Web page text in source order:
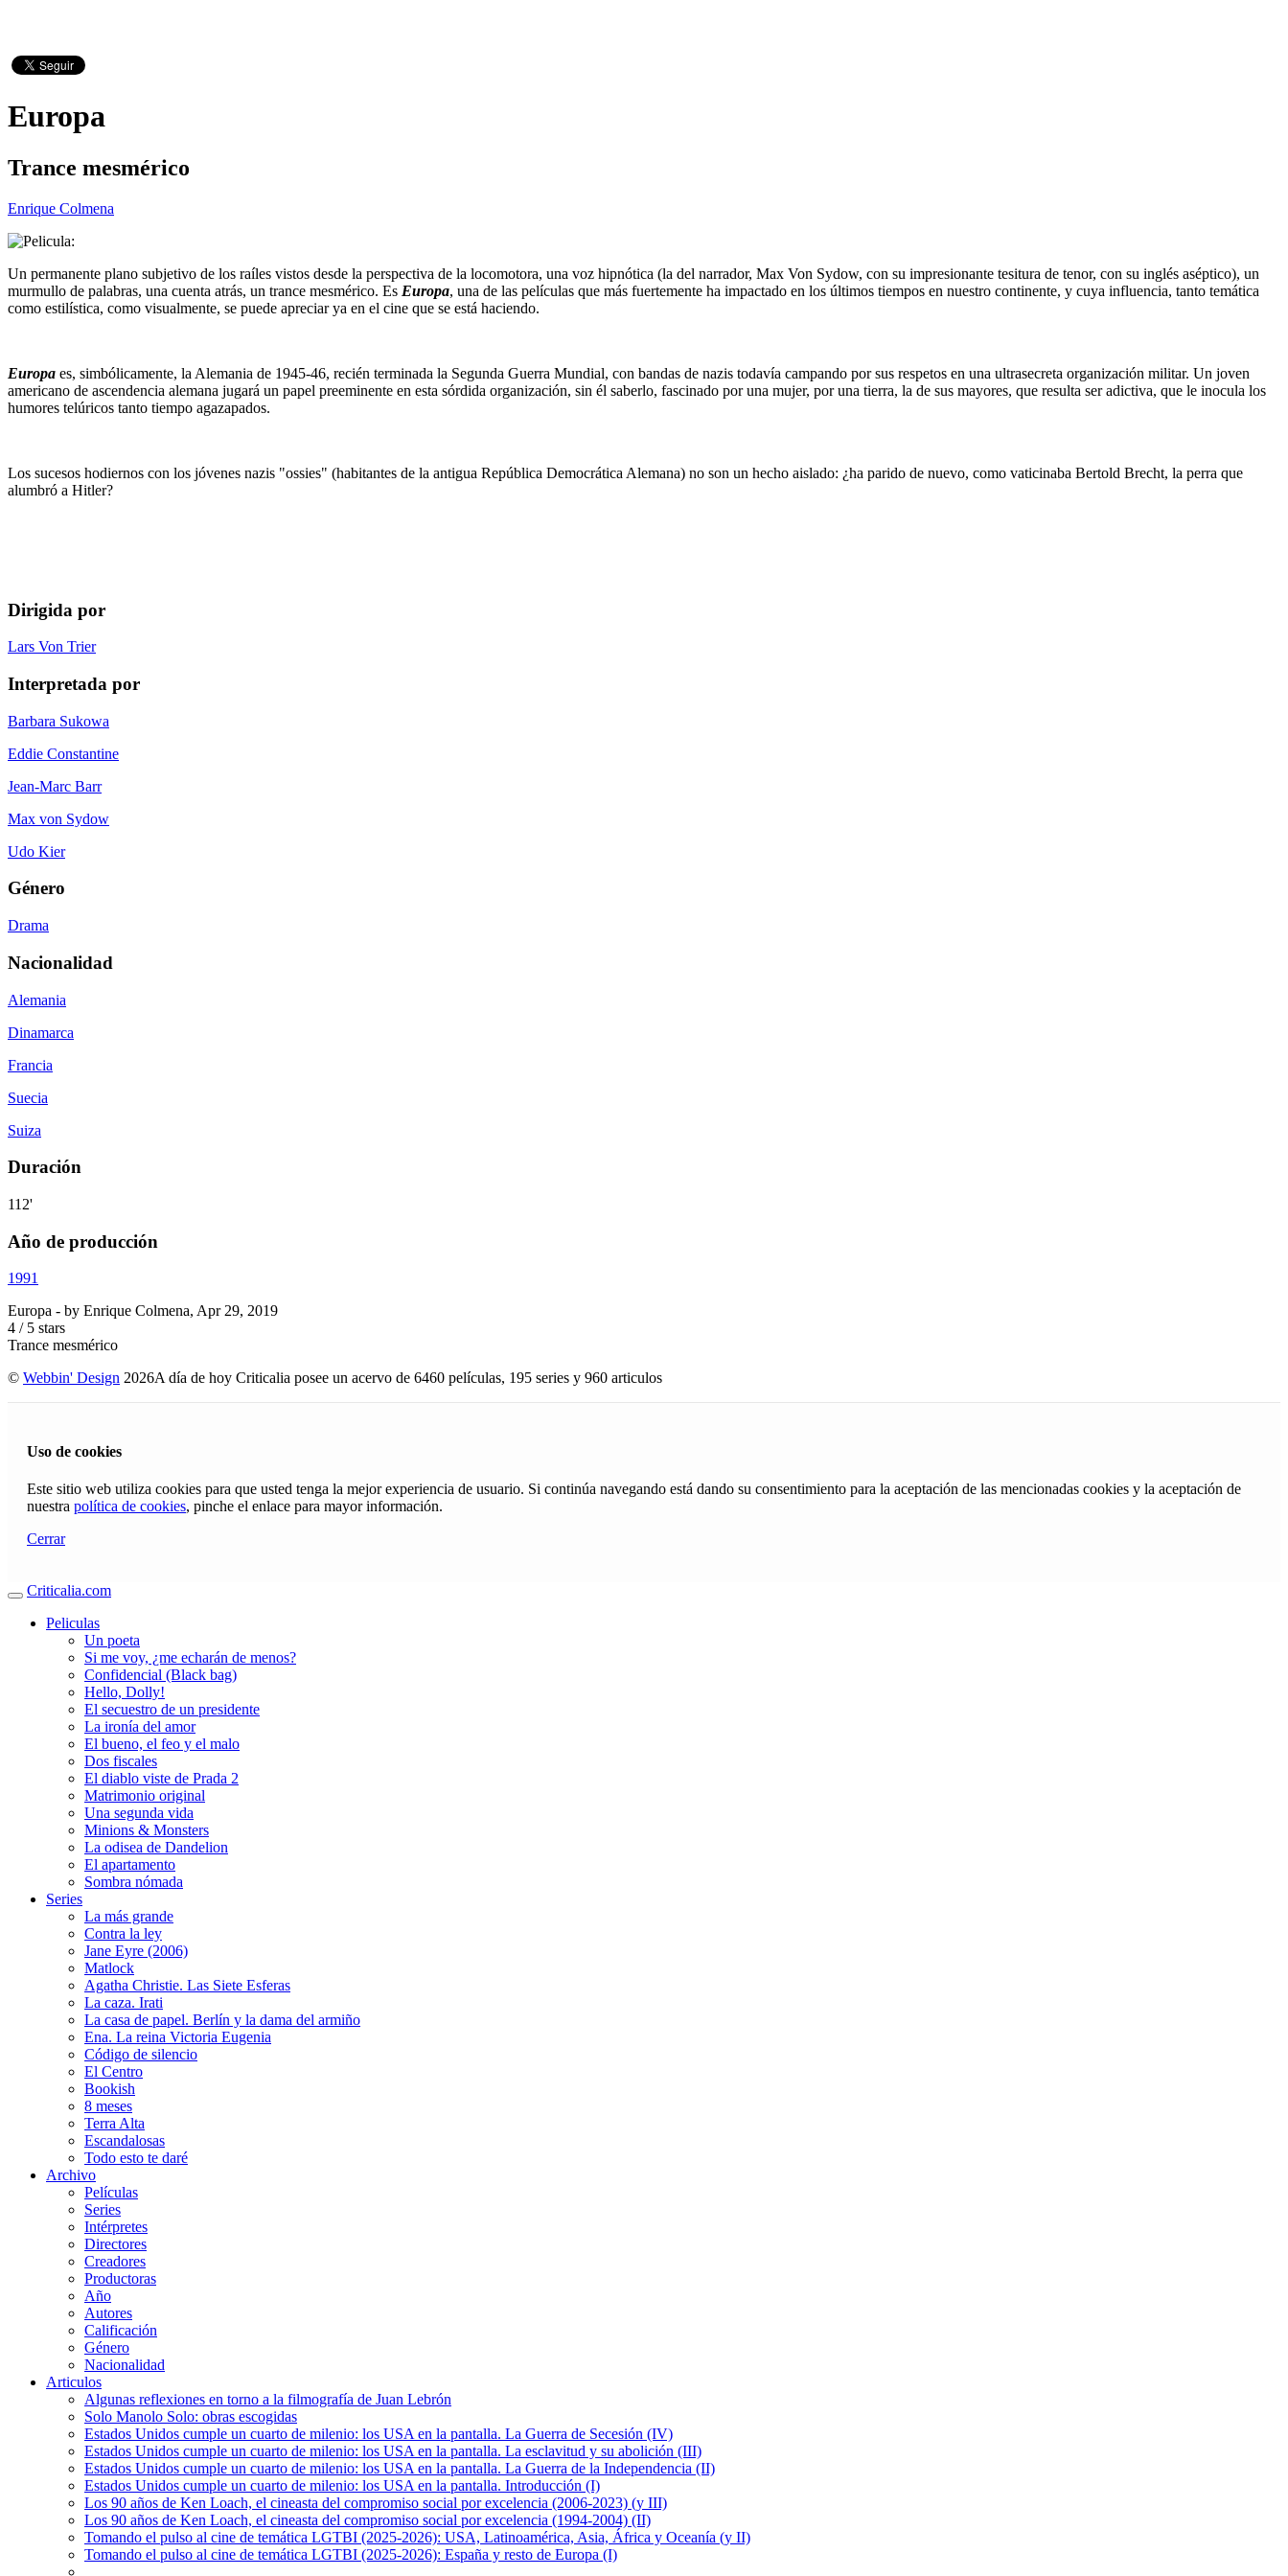
Europa
Trance mesmérico
Enrique Colmena
Un permanente plano subjetivo de los raíles vistos desde la perspectiva de la locomotora, una voz hipnótica (la del narrador, Max Von Sydow, con su impresionante tesitura de tenor, con su inglés aséptico), un
murmullo de palabras, una cuenta atrás, un trance mesmérico. Es Europa, una de las películas que más fuertemente ha impactado en los últimos tiempos en nuestro continente, y cuya influencia, tanto temática
como estilística, como visualmente, se puede apreciar ya en el cine que se está haciendo.
Europa es, simbólicamente, la Alemania de 1945-46, recién terminada la Segunda Guerra Mundial, con bandas de nazis todavía campando por sus respetos en una ultrasecreta organización militar. Un joven
americano de ascendencia alemana jugará un papel preeminente en esta sórdida organización, sin él saberlo, fascinado por una mujer, por una tierra, la de sus mayores, que resulta ser adictiva, que le inocula los
humores telúricos tanto tiempo agazapados.
Los sucesos hodiernos con los jóvenes nazis "ossies" (habitantes de la antigua República Democrática Alemana) no son un hecho aislado: ¿ha parido de nuevo, como vaticinaba Bertold Brecht, la perra que
alumbró a Hitler?
Dirigida por
Lars Von Trier
Interpretada por
Barbara Sukowa
Eddie Constantine
Jean-Marc Barr
Max von Sydow
Udo Kier
Género
Drama
Nacionalidad
Alemania
Dinamarca
Francia
Suecia
Suiza
Duración
112'
Año de producción
1991
Europa - by Enrique Colmena, Apr 29, 2019
4 / 5 stars
Trance mesmérico
© Webbin' Design 2026A día de hoy Criticalia posee un acervo de 6460 películas, 195 series y 960 articulos
Uso de cookies
Este sitio web utiliza cookies para que usted tenga la mejor experiencia de usuario. Si continúa navegando está dando su consentimiento para la aceptación de las mencionadas cookies y la aceptación de
nuestra política de cookies, pinche el enlace para mayor información.
Cerrar
Criticalia.com
Peliculas
Un poeta
Si me voy, ¿me echarán de menos?
Confidencial (Black bag)
Hello, Dolly!
El secuestro de un presidente
La ironía del amor
El bueno, el feo y el malo
Dos fiscales
El diablo viste de Prada 2
Matrimonio original
Una segunda vida
Minions & Monsters
La odisea de Dandelion
El apartamento
Sombra nómada
Series
La más grande
Contra la ley
Jane Eyre (2006)
Matlock
Agatha Christie. Las Siete Esferas
La caza. Irati
La casa de papel. Berlín y la dama del armiño
Ena. La reina Victoria Eugenia
Código de silencio
El Centro
Bookish
8 meses
Terra Alta
Escandalosas
Todo esto te daré
Archivo
Películas
Series
Intérpretes
Directores
Creadores
Productoras
Año
Autores
Calificación
Género
Nacionalidad
Articulos
Algunas reflexiones en torno a la filmografía de Juan Lebrón
Solo Manolo Solo: obras escogidas
Estados Unidos cumple un cuarto de milenio: los USA en la pantalla. La Guerra de Secesión (IV)
Estados Unidos cumple un cuarto de milenio: los USA en la pantalla. La esclavitud y su abolición (III)
Estados Unidos cumple un cuarto de milenio: los USA en la pantalla. La Guerra de la Independencia (II)
Estados Unidos cumple un cuarto de milenio: los USA en la pantalla. Introducción (I)
Los 90 años de Ken Loach, el cineasta del compromiso social por excelencia (2006-2023) (y III)
Los 90 años de Ken Loach, el cineasta del compromiso social por excelencia (1994-2004) (II)
Tomando el pulso al cine de temática LGTBI (2025-2026): USA, Latinoamérica, Asia, África y Oceanía (y II)
Tomando el pulso al cine de temática LGTBI (2025-2026): España y resto de Europa (I)